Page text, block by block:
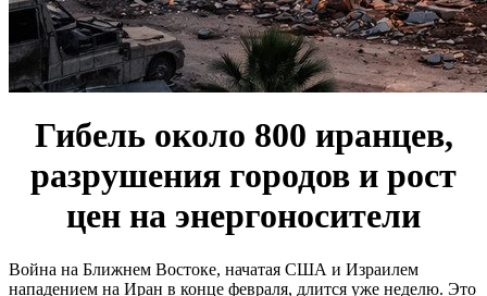
Гибель около 800 иранцев,
разрушения городов и рост
цен на энергоносители
Война на Ближнем Востоке, начатая США и Израилем
нападением на Иран в конце февраля, длится уже неделю. Это